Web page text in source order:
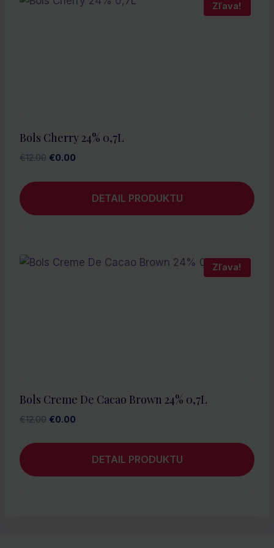
Zľava!
Bols Cherry 24% 0,7L
€12.00 Pôvodná
bola:
€0.00
je:
€0.00.DETAIL PRODUKTU
Zľava!
Bols Creme De Cacao Brown 24% 0,7L
€12.00 Pôvodná
€0.00
€0.00.DETAIL PRODUKTU